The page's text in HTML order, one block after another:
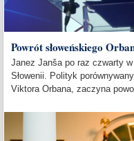
Powrót słoweńskiego
Janez Janša po raz czwarty
Słowenii. Polityk
Viktora Orbana, zaczyna